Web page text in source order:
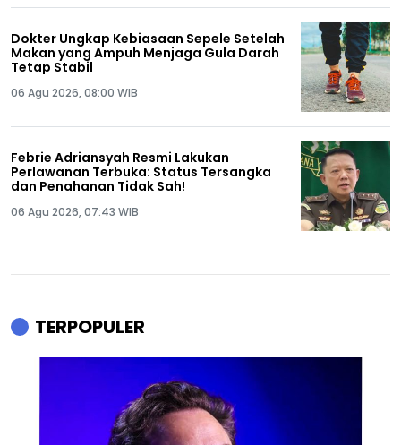
Dokter Ungkap Kebiasaan Sepele Setelah
Makan yang Ampuh Menjaga Gula Darah
Tetap Stabil
06 Agu 2026, 08:00 WIB
Febrie Adriansyah Resmi Lakukan
Perlawanan Terbuka: Status Tersangka
dan Penahanan Tidak Sah!
06 Agu 2026, 07:43 WIB
TERPOPULER